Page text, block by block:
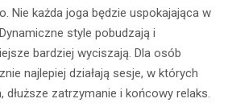
Nie każda joga będzie uspokajająca w
style pobudzają i
bardziej wyciszają. Dla osób
najlepiej działają sesje, w których
dłuższe zatrzymanie i końcowy relaks.